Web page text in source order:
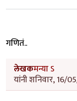
गणितं..
लेखकमन्या ऽ
यांनी शनिवार, 16/